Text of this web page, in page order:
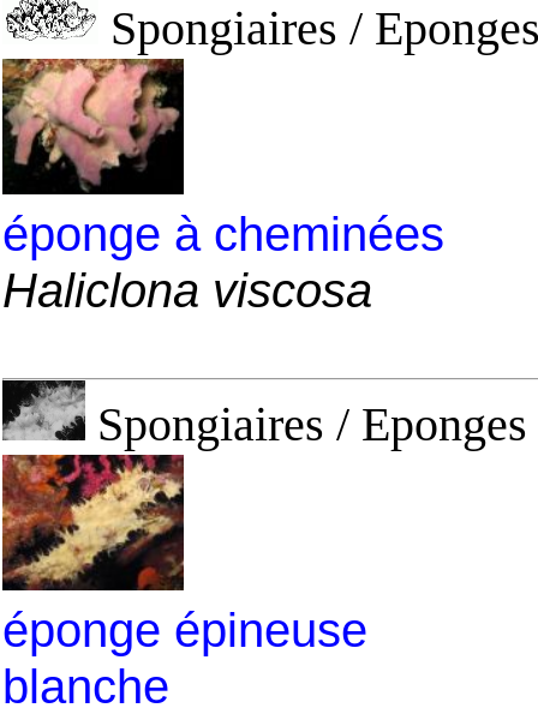
Spongiaires /
éponge à cheminées
Haliclona viscosa
Spongiaires /
éponge épineuse
blanche